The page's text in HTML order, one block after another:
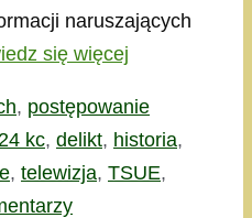
naruszających
się więcej
, postępowanie
kc, delikt, historia,
, telewizja, TSUE,